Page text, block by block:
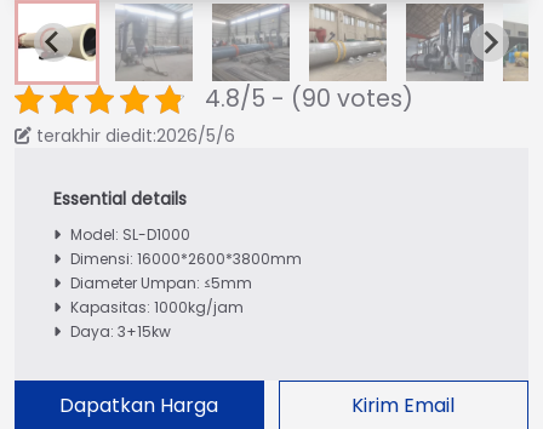
4.8/5 - (90 votes)
terakhir diedit:2026/5/6
Model: SL-D1000
Dimensi: 16000*2600*3800mm
Diameter Umpan: ≤5mm
Kapasitas: 1000kg/jam
Daya: 3+15kw
Dapatkan Harga Kirim Email